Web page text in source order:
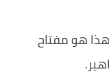
هذا هو مفتاح